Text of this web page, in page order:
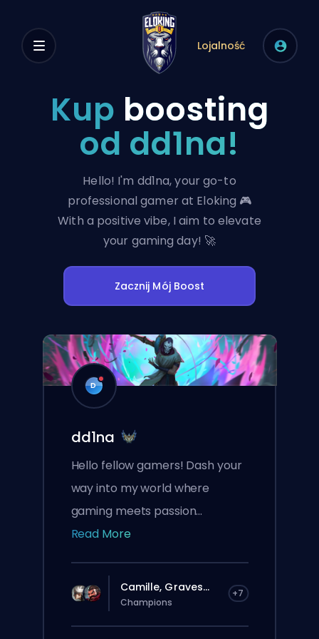
Lojalność
Kup boosting
od dd1na!
Hello! I'm dd1na, your go-to
professional gamer at Eloking 🎮
With a positive vibe, I aim to elevate
your gaming day! 🚀
Zacznij Mój Boost
D
dd1na
Hello fellow gamers! Dash your
way into my world where
gaming meets passion...
Read More
Camille, Graves... +7
Champions